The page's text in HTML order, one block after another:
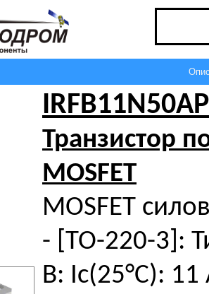
Транзистор
MOSFET
MOSFET
- [TO-220-3]:
В: Iс(25°C):